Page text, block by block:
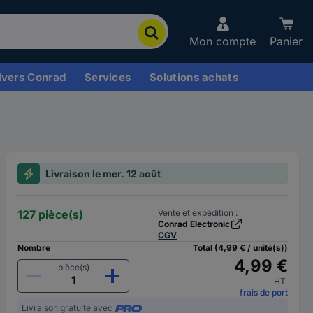
Mon compte Panier
Conrad Services Solutions achats
Livraison le mer. 12 août
127 pièce(s)
Vente et expédition :
Conrad Electronic
CGV
Nombre
pièce(s)
Total (4,99 € / unité(s))
4,99 €
HT
frais de port
Livraison gratuite avec